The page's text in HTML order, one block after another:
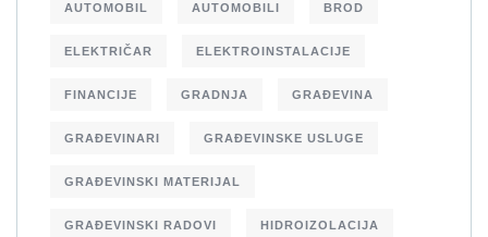
AUTOMOBIL AUTOMOBILI BROD
ELEKTRIČAR ELEKTROINSTALACIJE
FINANCIJE GRADNJA GRAĐEVINA
GRAĐEVINARI GRAĐEVINSKE USLUGE
GRAĐEVINSKI MATERIJAL
GRAĐEVINSKI RADOVI HIDROIZOLACIJA